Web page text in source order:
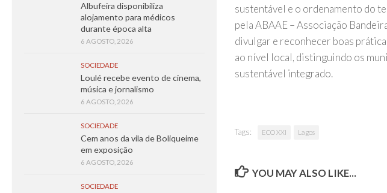
sustentável e o ordenamento do
pela ABAAE – Associação
divulgar e reconhecer boas
ao nível local, distinguindo os
sustentável integrado.
Tags: ECO XXI Lagos
YOU MAY ALSO LIKE...
Albufeira disponibiliza
alojamento para médicos
durante época alta
6 AGOSTO, 2026
SOCIEDADE
Loulé recebe evento de cinema,
música e jornalismo
6 AGOSTO, 2026
SOCIEDADE
Cem anos da vila de Boliqueime
em exposição
6 AGOSTO, 2026
SOCIEDADE